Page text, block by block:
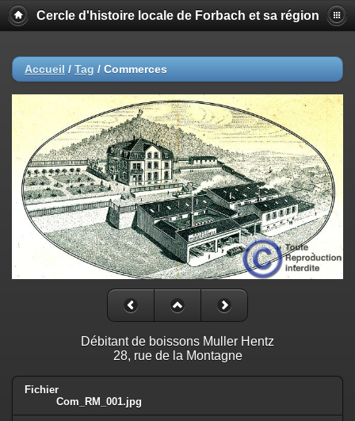
Cercle d'histoire locale de Forbach et sa région
Accueil / Tag / Commerces
Débitant de boissons Muller Hentz
28, rue de la Montagne
Fichier
Com_RM_001.jpg